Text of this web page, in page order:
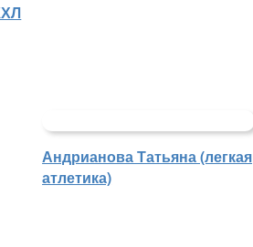
Андрианова Татьяна (легкая
атлетика)